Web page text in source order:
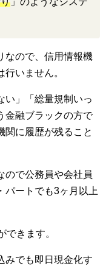
なので、信用情報機
いません。
い」「総量規制いっ
金融ブラックの方で
関に履歴が残ること
ので公務員や会社員
パートでも3ヶ月以上
できます。
みでも即日現金化す